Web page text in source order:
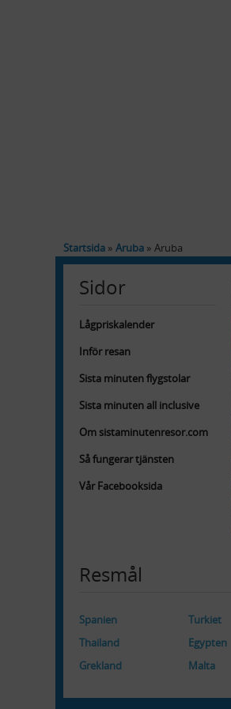
Startsida Aruba Aruba
Sidor
Lågpriskalender
Inför resan
Sista minuten flygstolar
Sista minuten all inclusive
Om sistaminutenresor.com
Så fungerar tjänsten
Vår Facebooksida
Resmål
Spanien
Thailand
Grekland
Turkiet
Egypten
Malta